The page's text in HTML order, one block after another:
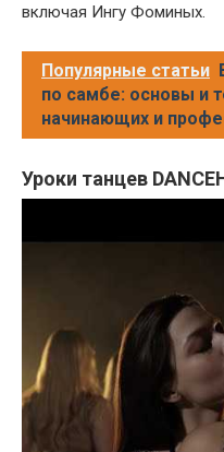
включая Ингу Фоминых.
Популярные статьи
по самбе: основы и
начинающих и
Уроки танцев